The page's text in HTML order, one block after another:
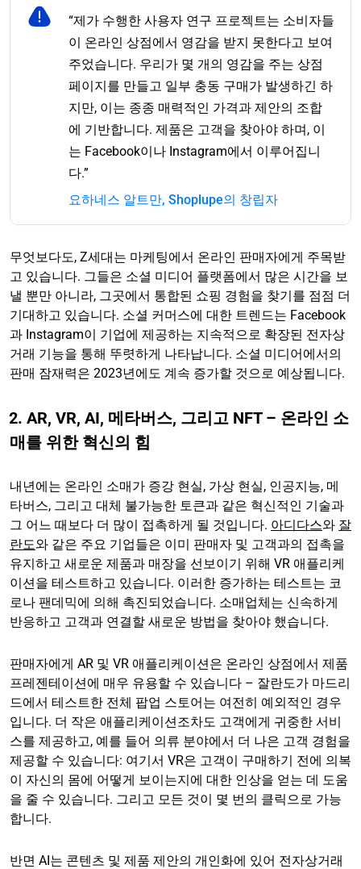
“제가 수행한 사용자 연구 프로젝트는 소비자들
이 온라인 상점에서 영감을 받지 못한다고 보여
주었습니다. 우리가 몇 개의 영감을 주는 상점
페이지를 만들고 일부 충동 구매가 발생하긴 하
지만, 이는 종종 매력적인 가격과 제안의 조합
에 기반합니다. 제품은 고객을 찾아야 하며, 이
는 Facebook이나 Instagram에서 이루어집니
다.”
요하네스 알트만, Shoplupe의 창립자
무엇보다도, Z세대는 마케팅에서 온라인 판매자에게 주목받
고 있습니다. 그들은 소셜 미디어 플랫폼에서 많은 시간을 보
낼 뿐만 아니라, 그곳에서 통합된 쇼핑 경험을 찾기를 점점 더
기대하고 있습니다. 소셜 커머스에 대한 트렌드는 Facebook
과 Instagram이 기업에 제공하는 지속적으로 확장된 전자상
거래 기능을 통해 뚜렷하게 나타납니다. 소셜 미디어에서의
판매 잠재력은 2023년에도 계속 증가할 것으로 예상됩니다.
2. AR, VR, AI, 메타버스, 그리고 NFT – 온라인 소
매를 위한 혁신의 힘
내년에는 온라인 소매가 증강 현실, 가상 현실, 인공지능, 메
타버스, 그리고 대체 불가능한 토큰과 같은 혁신적인 기술과
그 어느 때보다 더 많이 접촉하게 될 것입니다. 아디다스와 잘
란도와 같은 주요 기업들은 이미 판매자 및 고객과의 접촉을
유지하고 새로운 제품과 매장을 선보이기 위해 VR 애플리케
이션을 테스트하고 있습니다. 이러한 증가하는 테스트는 코
로나 팬데믹에 의해 촉진되었습니다. 소매업체는 신속하게
반응하고 고객과 연결할 새로운 방법을 찾아야 했습니다.
판매자에게 AR 및 VR 애플리케이션은 온라인 상점에서 제품
프레젠테이션에 매우 유용할 수 있습니다 – 잘란도가 마드리
드에서 테스트한 전체 팝업 스토어는 여전히 예외적인 경우
입니다. 더 작은 애플리케이션조차도 고객에게 귀중한 서비
스를 제공하고, 예를 들어 의류 분야에서 더 나은 고객 경험을
제공할 수 있습니다: 여기서 VR은 고객이 구매하기 전에 의복
이 자신의 몸에 어떻게 보이는지에 대한 인상을 얻는 데 도움
을 줄 수 있습니다. 그리고 모든 것이 몇 번의 클릭으로 가능
합니다.
반면 AI는 콘텐츠 및 제품 제안의 개인화에 있어 전자상거래